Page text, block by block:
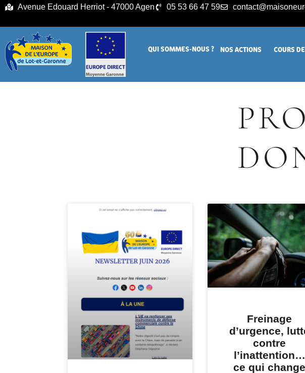
principalAvenue Edouard Herriot - 47000 Agen 05 53 66 47 59
QUI SOMMES-NOUS ? NOS ACTIONS COURS
Freinage
d’urgence,
contre
l’inattention…
ce qui change